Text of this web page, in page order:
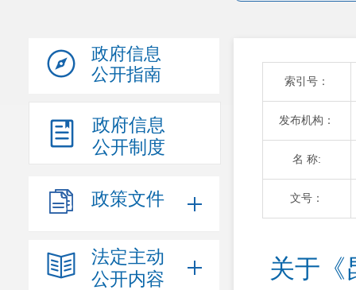
政府信息
公开指南
政府信息
公开制度
政策文件
法定主动
公开内容
索引号：
发布机构：
名 称:
文号：
关于《